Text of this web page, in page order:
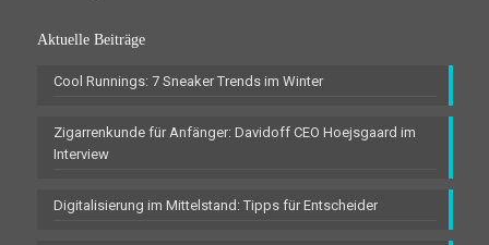
Aktuelle Beiträge
Cool Runnings: 7 Sneaker Trends im Winter
Zigarrenkunde für Anfänger: Davidoff CEO Hoejsgaard im
Interview
Digitalisierung im Mittelstand: Tipps für Entscheider